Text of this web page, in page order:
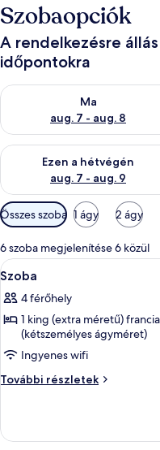
Szobaopciók
A rendelkezésre
időpontokra
Ma
aug. 7 - aug. 8
A ma esti rendelkezésre
Ezen a hétvégén
aug. 7 - aug. 9
A mostani hétvégi
Szobákhoz
rendelkezésre
álló
szűrők
Összes szoba 1 ágy 2 ágy
6 szoba megjelenítése 6 közül
A
következő
szoba
összes
képének
megtekintése:
Szoba
7
Szoba
4 férőhely
1 king (extra méretű)
(kétszemélyes ágyméret)
Ingyenes wifi
További részletek
Szoba